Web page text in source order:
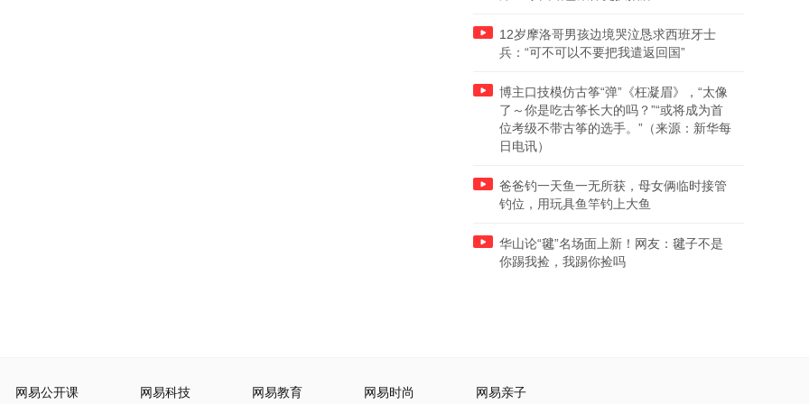
12岁摩洛哥男孩边境哭泣恳求西班牙士
兵：“可不可以不要把我遣返回国”
博主口技模仿古筝“弹”《枉凝眉》，“太像
了～你是吃古筝长大的吗？”“或将成为首
位考级不带古筝的选手。”（来源：新华每
日电讯）
爸爸钓一天鱼一无所获，母女俩临时接管
钓位，用玩具鱼竿钓上大鱼
华山论“毽”名场面上新！网友：毽子不是
你踢我捡，我踢你捡吗
网易公开课 网易科技 网易教育 网易时尚 网易亲子